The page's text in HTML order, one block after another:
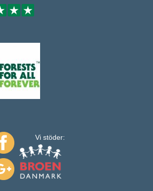
Vi stöder: